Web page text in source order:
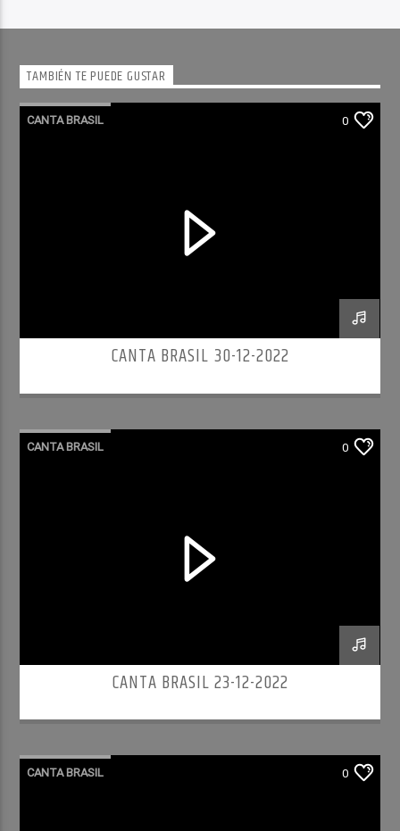
TAMBIÉN TE PUEDE GUSTAR
CANTA BRASIL 0
CANTA BRASIL 30-12-2022
CANTA BRASIL 0
CANTA BRASIL 23-12-2022
CANTA BRASIL 0